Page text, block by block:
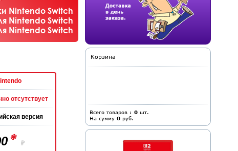
Nintendo Switch
Nintendo Switch
Nintendo Switch
отсутствует
версия
* ₽
Корзина
Всего товаров : 0 шт.
На сумму 0 руб.